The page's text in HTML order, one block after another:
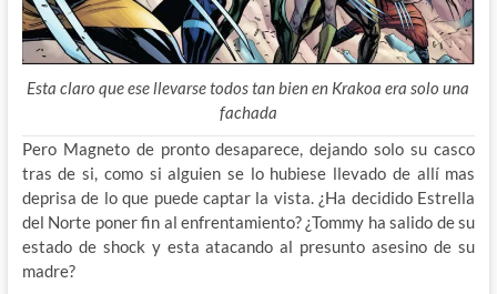
Esta claro que ese llevarse todos tan bien en Krakoa era solo una
fachada
Pero Magneto de pronto desaparece, dejando solo su casco
tras de si, como si alguien se lo hubiese llevado de allí mas
deprisa de lo que puede captar la vista. ¿Ha decidido Estrella
del Norte poner fin al enfrentamiento? ¿Tommy ha salido de su
estado de shock y esta atacando al presunto asesino de su
madre?